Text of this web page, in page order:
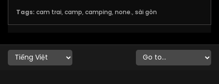
Tags: cam trai, camp, camping, none., sài gòn